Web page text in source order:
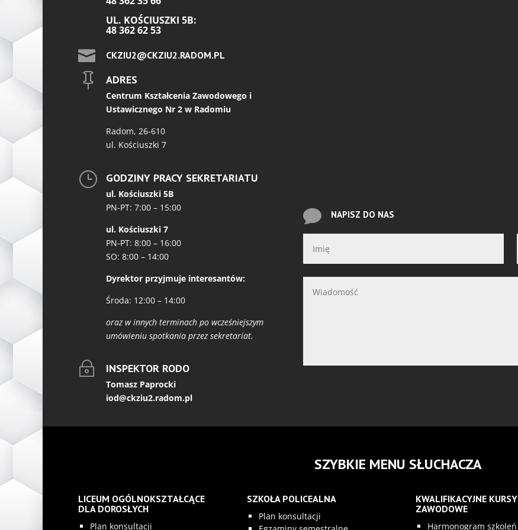
UL. KOŚCIUSZKI 5B:
48 362 62 53
 CKZIU2@CKZIU2.RADOM.PL
 ADRES
Centrum Kształcenia Zawodowego i
Ustawicznego Nr 2 w Radomiu
Radom, 26-610
ul. Kościuszki 7
} GODZINY PRACY SEKRETARIATU
ul. Kościuszki 5B
PN-PT: 7:00 – 15:00
ul. Kościuszki 7
PN-PT: 8:00 – 16:00
SO: 8:00 – 14:00
Dyrektor przyjmuje interesantów:
Środa: 12:00 – 14:00
oraz w innych terminach po wcześniejszym
umówieniu spotkania przez sekretariat.
~ INSPEKTOR RODO
Tomasz Paprocki
iod@ckziu2.radom.pl
 NAPISZ DO NAS
SZYBKIE MENU SŁUCHACZA
LICEUM OGÓLNOKSZTAŁCĄCE
DLA DOROSŁYCH
Plan konsultacji
SZKOŁA POLICEALNA
Plan konsultacji
KWALIFIKACYJNE KURSY
ZAWODOWE
Harmonogram szkoleń